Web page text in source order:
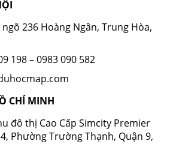
236 Hoàng Ngân, Trung Hòa,
198 – 0983 090 582
CHÍ MINH
đô thị Cao Cấp Simcity Premier
Phường Trường Thạnh, Quận 9,